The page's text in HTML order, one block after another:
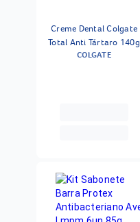
Creme Dental Colgate
Total Anti Tártaro 140g
COLGATE